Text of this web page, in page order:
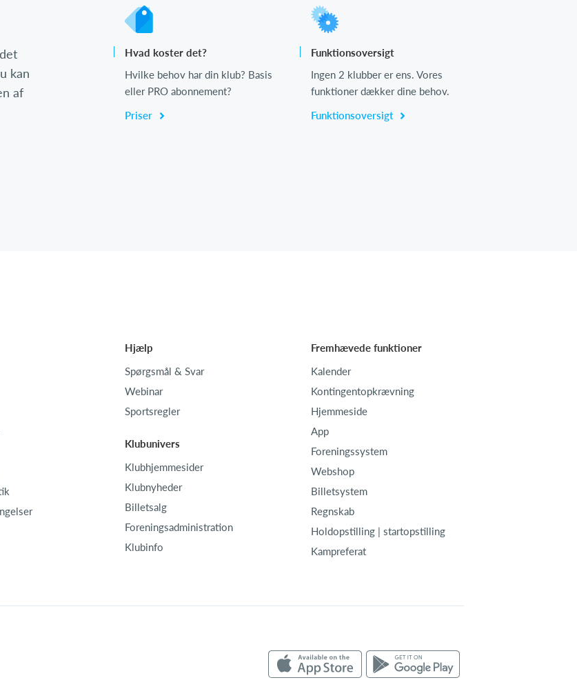
kan
af
Hvad koster det?
Hvilke behov har din klub? Basis
eller PRO abonnement?
Priser
Funktionsoversigt
Ingen 2 klubber er ens. Vores
funktioner dækker dine behov.
Funktionsoversigt
Hjælp
Spørgsmål & Svar
Webinar
Sportsregler
Klubunivers
Klubhjemmesider
Klubnyheder
Billetsalg
Foreningsadministration
Klubinfo
Fremhævede funktioner
Kalender
Kontingentopkrævning
Hjemmeside
App
Foreningssystem
Webshop
Billetsystem
Regnskab
Holdopstilling | startopstilling
Kampreferat